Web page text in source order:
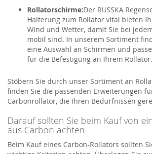
Rollatorschirme:Der RUSSKA
Halterung zum Rollator vital bieten
Wind und Wetter, damit Sie bei
mobil sind. In unserem Sortiment
eine Auswahl an Schirmen und
für die Befestigung an Ihrem Rollator.
Stöbern Sie durch unser Sortiment an
finden Sie die passenden Erweiterungen
Carbonrollator, die Ihren Bedürfnissen
Darauf sollten Sie beim Kauf von
aus Carbon achten
Beim Kauf eines Carbon-Rollators sollten